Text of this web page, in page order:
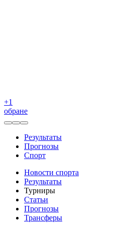
+1
обране
Результаты
Прогнозы
Спорт
Новости спорта
Результаты
Турниры
Статьи
Прогнозы
Трансферы